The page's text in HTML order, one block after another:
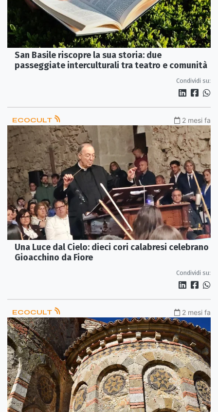
San Basile riscopre la sua storia: due
passeggiate interculturali tra teatro e comunità
Condividi su:
ECOCULT 2 mesi fa
Una Luce dal Cielo: dieci cori calabresi celebrano
Gioacchino da Fiore
Condividi su:
ECOCULT 2 mesi fa